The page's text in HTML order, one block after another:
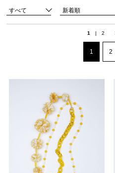
すべて 新着順
1 | 2
1 2